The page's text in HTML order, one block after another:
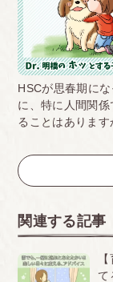
HSCが思春期に
に、特に人間関係
ることはあります
関連する記事
て